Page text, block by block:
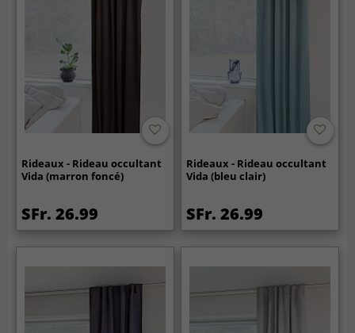
Rideaux - Rideau occultant
Vida (marron foncé)
SFr. 26.99
Rideaux - Rideau occultant
Vida (bleu clair)
SFr. 26.99